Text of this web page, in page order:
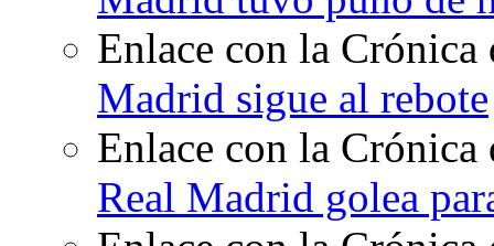
Enlace con la
Madrid sigue al rebote
Enlace con la
Real Madrid golea